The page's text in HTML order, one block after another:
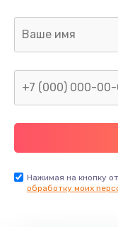
Ремонт
Нажимая на кнопку
обработку моих